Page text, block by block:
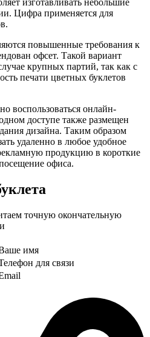
изготавливать небольшие
Цифра применяется для
повышенные требования к
офсет. Такой вариант
крупных партий, так как с
печати цветных буклетов
воспользоваться онлайн-
доступе также размещен
дизайна. Таким образом
удаленно в любое удобное
продукцию в короткие
офиса.
точную окончательную
имя
для связи